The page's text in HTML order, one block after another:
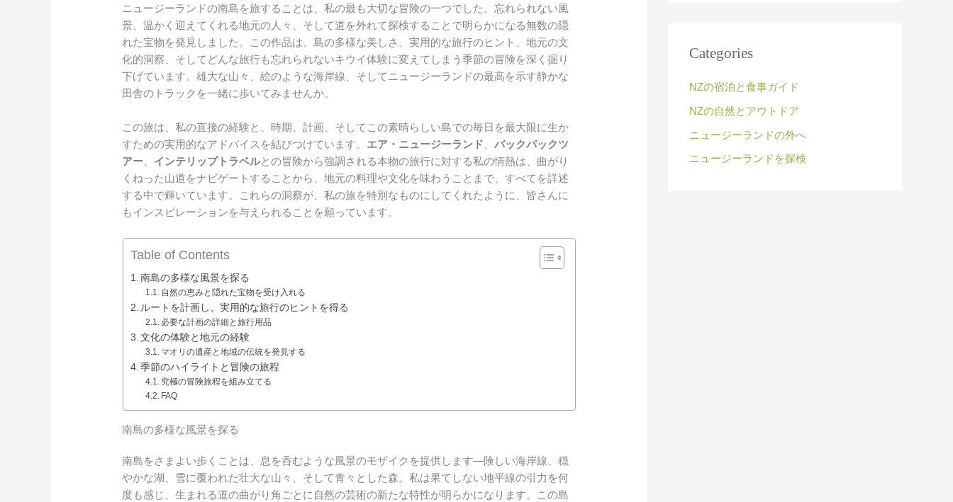
ニュージーランドの南島を旅することは、私の最も大切な冒険の一つでした。忘れられない風
景、温かく迎えてくれる地元の人々、そして道を外れて探検することで明らかになる無数の隠
れた宝物を発見しました。この作品は、島の多様な美しさ、実用的な旅行のヒント、地元の文
化的洞察、そしてどんな旅行も忘れられないキウイ体験に変えてしまう季節の冒険を深く掘り
下げています。雄大な山々、絵のような海岸線、そしてニュージーランドの最高を示す静かな
田舎のトラックを一緒に歩いてみませんか。
この旅は、私の直接の経験と、時期、計画、そしてこの素晴らしい島での毎日を最大限に生か
すための実用的なアドバイスを結びつけています。 エア・ニュージーランド 、バックパックツ
アー
インテリップトラベルとの冒険から強調される本物の旅行に対する私の情熱は、曲がり
くねった山道をナビゲートすることから、地元の料理や文化を味わうことまで、すべてを詳述
する中で輝いています。これらの洞察が、私の旅を特別なものにしてくれたように、皆さんに
もインスピレーションを与えられることを願っています。
Table of Contents
南島の多様な風景を探る
自然の恵みと隠れた宝物を受け入れる
ルートを計画し、実用的な旅行のヒントを得る
必要な計画の詳細と旅行用品
文化の体験と地元の経験
マオリの遺産と地域の伝統を発見する
季節のハイライトと冒険の旅程
究極の冒険旅程を組み立てる
FAQ
南島の多様な風景を探る
南島をさまよい歩くことは、息を呑むような風景のモザイクを提供します—険しい海岸線、穏
やかな湖、雪に覆われた壮大な山々、そして青々とした森。私は果てしない地平線の引力を何
度も感じ、生まれる道の曲がり角ごとに自然の芸術の新たな特性が明らかになります。この島
Categories
NZの宿泊と食事ガイド
NZの自然とアウトドア
ニュージーランドの外へ
ニュージーランドを探検